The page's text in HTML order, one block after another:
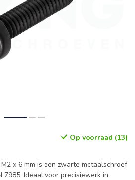
Op voorraad (13)
x 6 mm is een zwarte metaalschroef
7985. Ideaal voor precisiewerk in